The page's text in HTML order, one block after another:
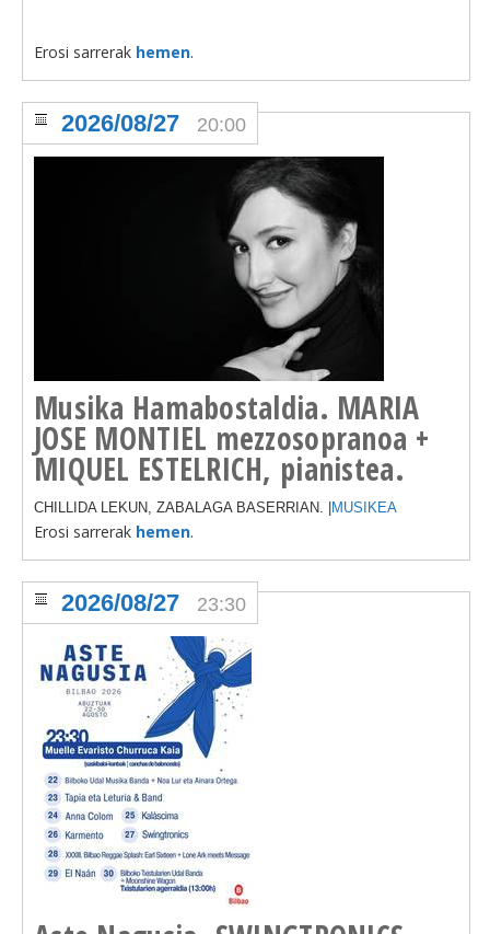
Erosi sarrerak hemen.
Musika Hamabostaldia. MARIA
JOSE MONTIEL mezzosopranoa +
MIQUEL ESTELRICH, pianistea.
2026/08/27 20:00
CHILLIDA LEKUN, ZABALAGA BASERRIAN. | MUSIKEA
Erosi sarrerak hemen.
2026/08/27 23:30